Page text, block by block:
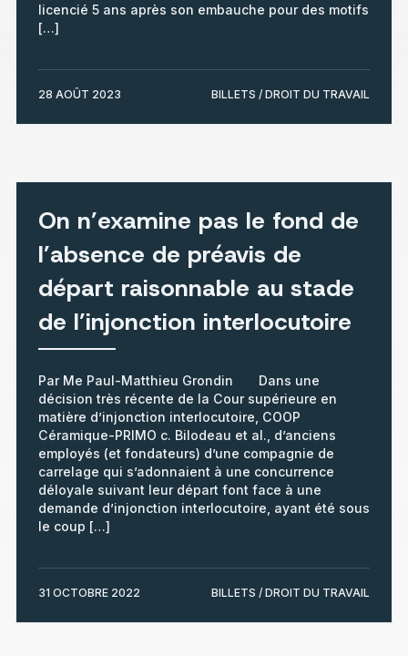
licencié 5 ans après son embauche pour des motifs
[…]
28 AOÛT 2023 BILLETS / DROIT DU TRAVAIL
On n’examine pas le fond de
l’absence de préavis de
départ raisonnable au stade
de l’injonction interlocutoire
Par Me Paul-Matthieu Grondin Dans une
décision très récente de la Cour supérieure en
matière d’injonction interlocutoire, COOP
Céramique-PRIMO c. Bilodeau et al., d’anciens
employés (et fondateurs) d’une compagnie de
carrelage qui s’adonnaient à une concurrence
déloyale suivant leur départ font face à une
demande d’injonction interlocutoire, ayant été sous
le coup […]
31 OCTOBRE 2022 BILLETS / DROIT DU TRAVAIL